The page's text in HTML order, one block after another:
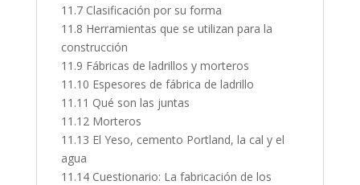
11.7 Clasificación por su forma
11.8 Herramientas que se utilizan para la
construcción
11.9 Fábricas de ladrillos y morteros
11.10 Espesores de fábrica de ladrillo
11.11 Qué son las juntas
11.12 Morteros
11.13 El Yeso, cemento Portland, la cal y el
agua
11.14 Cuestionario: La fabricación de los